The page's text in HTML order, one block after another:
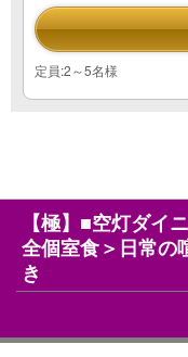
定員:2～5名様
【極】■空灯ダイ
全個室食＞日常の
き